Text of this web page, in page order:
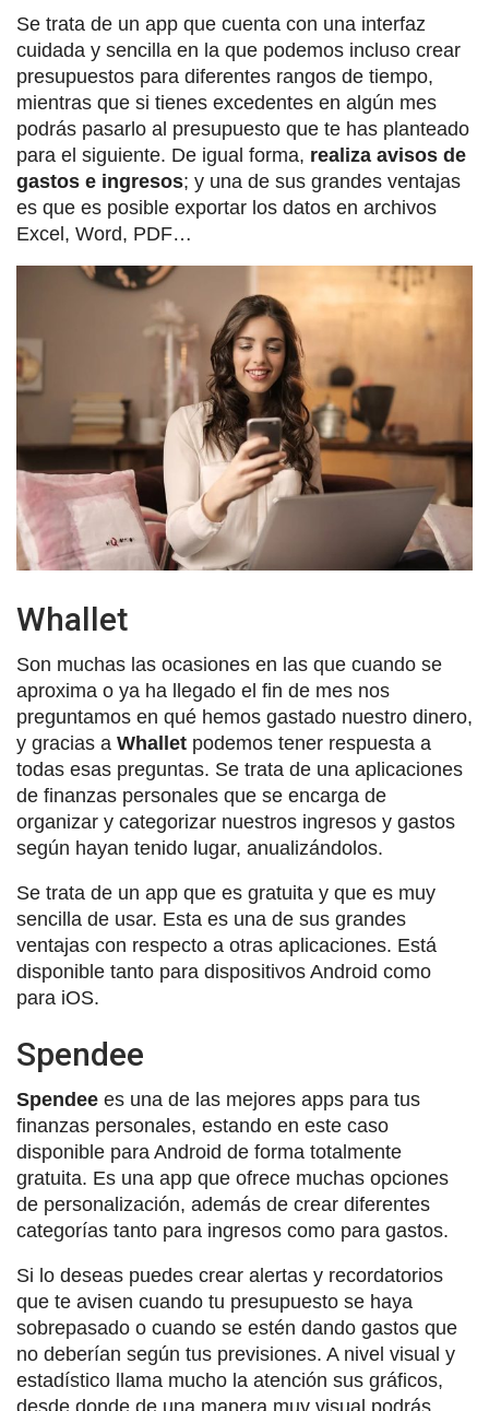
Se trata de un app que cuenta con una interfaz
cuidada y sencilla en la que podemos incluso crear
presupuestos para diferentes rangos de tiempo,
mientras que si tienes excedentes en algún mes
podrás pasarlo al presupuesto que te has planteado
para el siguiente. De igual forma, realiza avisos de
gastos e ingresos; y una de sus grandes ventajas
es que es posible exportar los datos en archivos
Excel, Word, PDF…
Whallet
Son muchas las ocasiones en las que cuando se
aproxima o ya ha llegado el fin de mes nos
preguntamos en qué hemos gastado nuestro dinero,
y gracias a Whallet podemos tener respuesta a
todas esas preguntas. Se trata de una aplicaciones
de finanzas personales que se encarga de
organizar y categorizar nuestros ingresos y gastos
según hayan tenido lugar, anualizándolos.
Se trata de un app que es gratuita y que es muy
sencilla de usar. Esta es una de sus grandes
ventajas con respecto a otras aplicaciones. Está
disponible tanto para dispositivos Android como
para iOS.
Spendee
Spendee es una de las mejores apps para tus
finanzas personales, estando en este caso
disponible para Android de forma totalmente
gratuita. Es una app que ofrece muchas opciones
de personalización, además de crear diferentes
categorías tanto para ingresos como para gastos.
Si lo deseas puedes crear alertas y recordatorios
que te avisen cuando tu presupuesto se haya
sobrepasado o cuando se estén dando gastos que
no deberían según tus previsiones. A nivel visual y
estadístico llama mucho la atención sus gráficos,
desde donde de una manera muy visual podrás